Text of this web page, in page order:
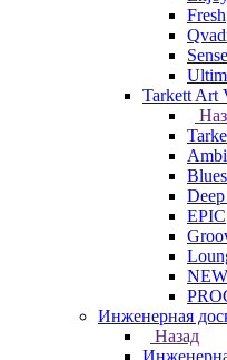
Fresh
Sense
Tarkett Art
Blues
EPIC
Инженерная
Назад